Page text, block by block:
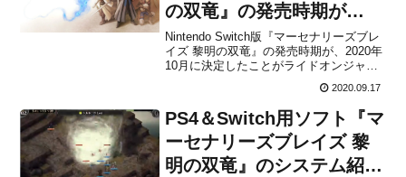
の双竜』の発売時期が
2020年10月に決定！公式
HPとPVも公開
Nintendo Switch版『マーセナリーズブレ
イズ 黎明の双竜』の発売時期が、2020年
10月に決定したことがライドオンジャパ
ンから発表されました。PS4版の発売時
期については未定です。【更新】動画が
再投稿されて、Switch版の発売日情報(発
売日：10月1日、価格：税抜2...
2020.09.17
PS4＆Switch用ソフト『マ
ーセナリーズブレイズ 黎
明の双竜』のシステム紹介